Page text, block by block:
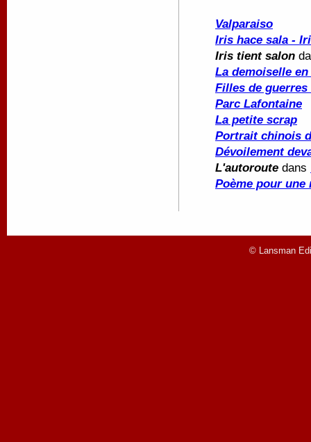
Valparaiso
Iris hace sala -
Iris tient salon
La demoiselle
Filles de guerres
Parc Lafontaine
La petite scrap
Portrait chinois
Dévoilement
L'autoroute dans
Poème pour
© Lansman